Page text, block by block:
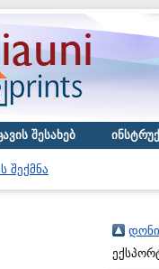
შესახებ
შექმნა